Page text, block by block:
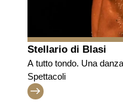
Stellario di Blasi
A tutto tondo. Una
sculture di Michelangelo
Spettacoli